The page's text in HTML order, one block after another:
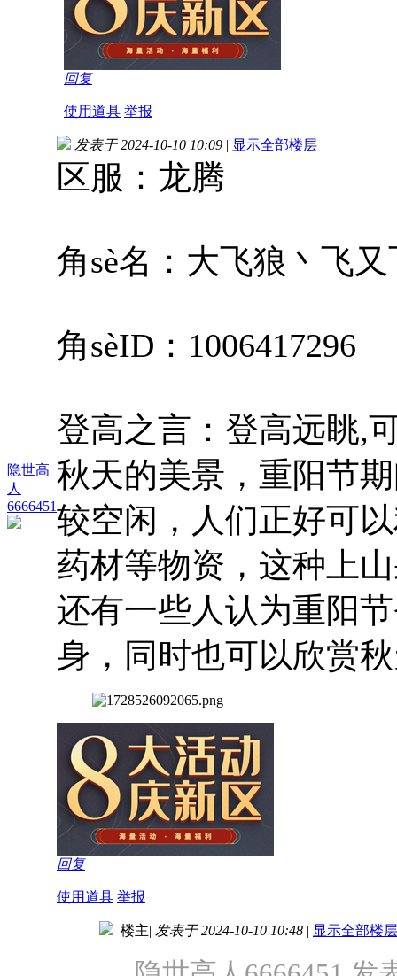
回复
使用道具 举报
隐世高
人
6666451
发表于 2024-10-10 10:09 | 显示全部楼层
区服：龙腾
角sè名：大飞狼丶飞又
角sèID：1006417296
登高之言：登高远眺,
秋天的美景，重阳节
较空闲，人们正好可
药材等物资，这种上
还有一些人认为重阳
身，同时也可以欣赏
回复
使用道具 举报
楼主| 发表于 2024-10-10 10:48 | 显示全部楼层